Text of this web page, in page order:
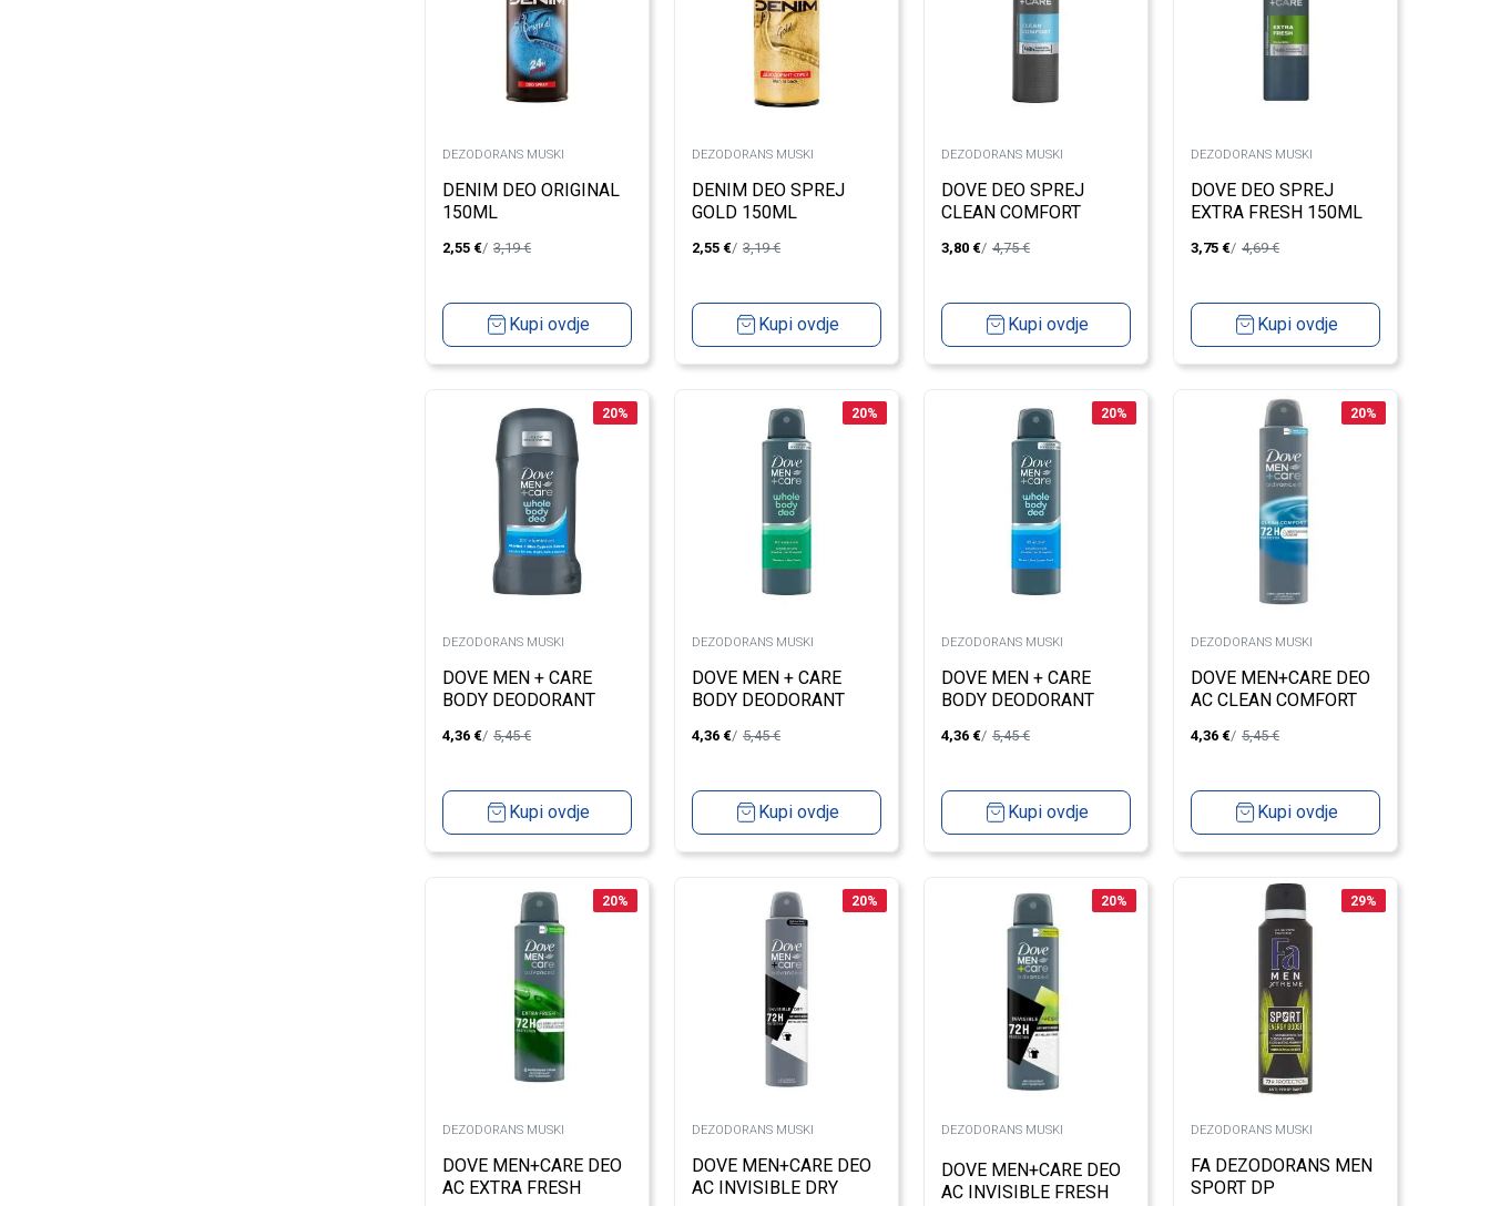
DEZODORANS MUSKI
DENIM DEO ORIGINAL
150ML
2,55 € 3,19€
Kupi ovdje
DEZODORANS MUSKI
DENIM DEO SPREJ
GOLD 150ML
2,55 € 3,19€
Kupi ovdje
DEZODORANS MUSKI
DOVE DEO SPREJ
CLEAN COMFORT
3,80 € 4,75€
Kupi ovdje
DEZODORANS MUSKI
DOVE DEO SPREJ
EXTRA FRESH 150ML
3,75 € 4,69€
Kupi ovdje
20%
DEZODORANS MUSKI
DOVE MEN + CARE
BODY DEODORANT
4,36 € 5,45€
Kupi ovdje
20%
DEZODORANS MUSKI
DOVE MEN + CARE
BODY DEODORANT
ALOE 150ML
4,36 € 5,45€
Kupi ovdje
20%
DEZODORANS MUSKI
DOVE MEN + CARE
BODY DEODORANT
CYPRESS 150ML
4,36 € 5,45€
Kupi ovdje
20%
DEZODORANS MUSKI
DOVE MEN+CARE DEO
AC CLEAN COMFORT
4,36 € 5,45€
Kupi ovdje
20%
DEZODORANS MUSKI
DOVE MEN+CARE DEO
AC EXTRA FRESH
20%
DEZODORANS MUSKI
DOVE MEN+CARE DEO
AC INVISIBLE DRY
20%
DEZODORANS MUSKI
DOVE MEN+CARE DEO
AC INVISIBLE FRESH
29%
DEZODORANS MUSKI
FA DEZODORANS MEN
SPORT DP